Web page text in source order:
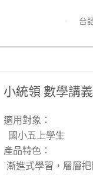
台
小統領 數學講
適用對象：
國小五上學生
產品特色：
˙漸進式學習，層層